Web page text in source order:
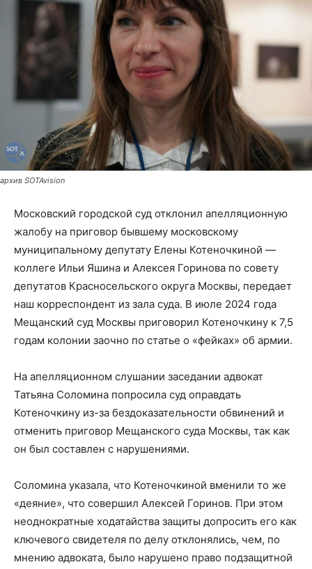
архив SOTAvision
Московский городской суд отклонил апелляционную
жалобу на приговор бывшему московскому
муниципальному депутату Елены Котеночкиной —
коллеге Ильи Яшина и Алексея Горинова по совету
депутатов Красносельского округа Москвы, передает
наш корреспондент из зала суда. В июле 2024 года
Мещанский суд Москвы приговорил Котеночкину к 7,5
годам колонии заочно по статье о «фейках» об армии.
На апелляционном слушании заседании адвокат
Татьяна Соломина попросила суд оправдать
Котеночкину из-за бездоказательности обвинений и
отменить приговор Мещанского суда Москвы, так как
он был составлен с нарушениями.
Соломина указала, что Котеночкиной вменили то же
«деяние», что совершил Алексей Горинов. При этом
неоднократные ходатайства защиты допросить его как
ключевого свидетеля по делу отклонялись, чем, по
мнению адвоката, было нарушено право подзащитной